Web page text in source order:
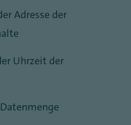
Adresse der
Uhrzeit der